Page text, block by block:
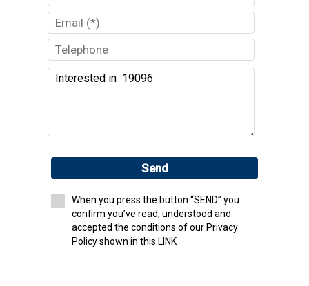
Send
When you press the button “SEND” you
confirm you’ve read, understood and
accepted the conditions of our Privacy
Policy shown in this LINK